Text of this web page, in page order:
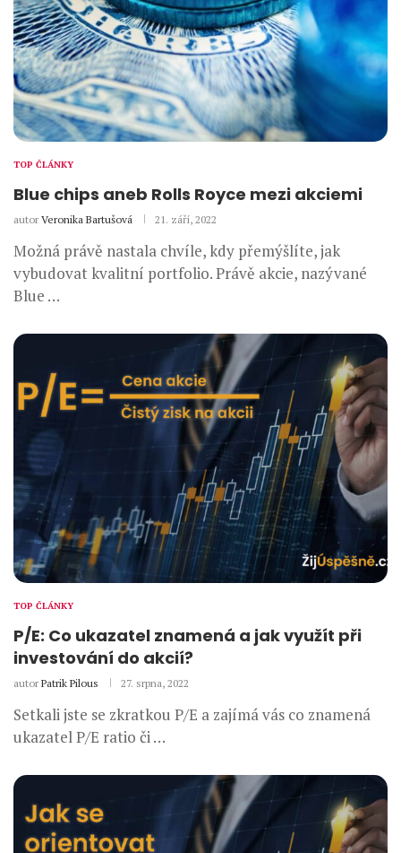
TOP ČLÁNKY
Blue chips aneb Rolls Royce mezi akciemi
autor Veronika Bartušová 21. září, 2022
Možná právě nastala chvíle, kdy přemýšlíte, jak
vybudovat kvalitní portfolio. Právě akcie, nazývané
Blue …
TOP ČLÁNKY
P/E: Co ukazatel znamená a jak využít při
investování do akcií?
autor Patrik Pilous 27. srpna, 2022
Setkali jste se zkratkou P/E a zajímá vás co znamená
ukazatel P/E ratio či …